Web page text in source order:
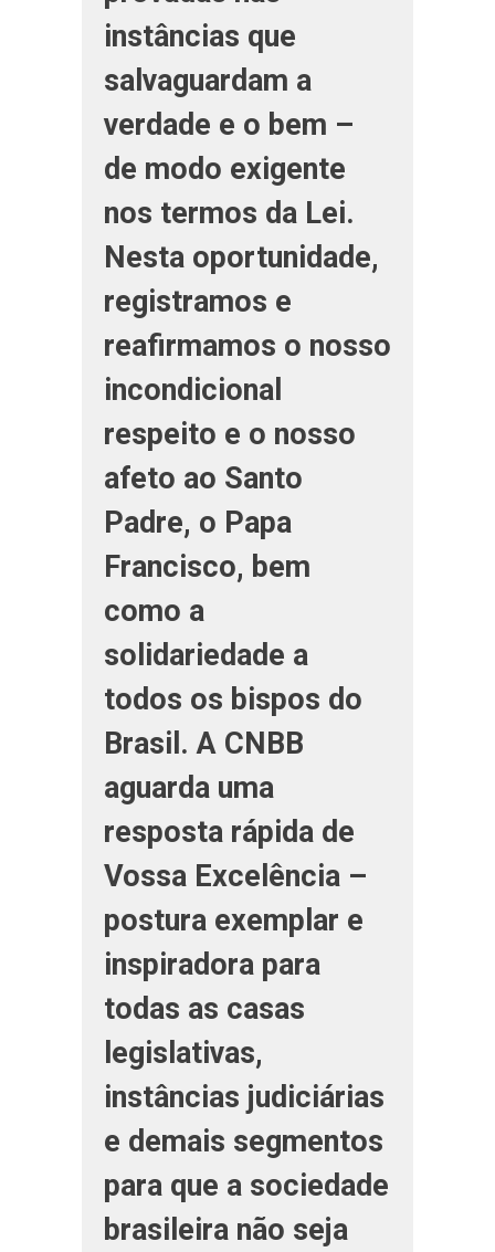
instâncias que
salvaguardam a
verdade e o bem –
de modo exigente
nos termos da Lei.
Nesta oportunidade,
registramos e
reafirmamos o nosso
incondicional
respeito e o nosso
afeto ao Santo
Padre, o Papa
Francisco, bem
como a
solidariedade a
todos os bispos do
Brasil. A CNBB
aguarda uma
resposta rápida de
Vossa Excelência –
postura exemplar e
inspiradora para
todas as casas
legislativas,
instâncias judiciárias
e demais segmentos
para que a sociedade
brasileira não seja